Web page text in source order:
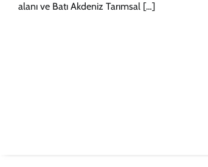
alanı ve Batı Akdeniz Tarımsal […]